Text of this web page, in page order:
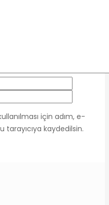
için adım, e-
kaydedilsin.